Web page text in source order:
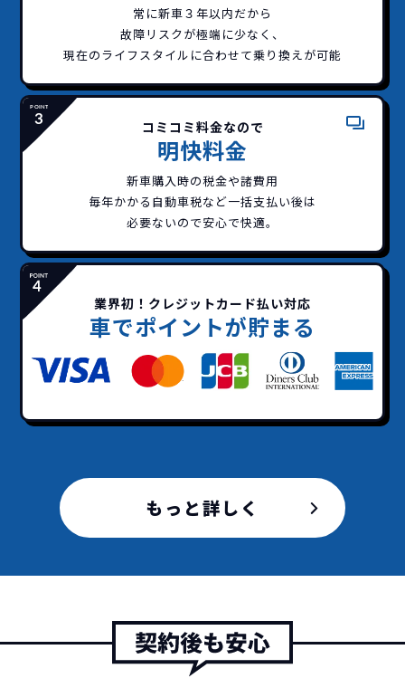
常に新車３年以内だから
故障リスクが極端に少なく、
現在のライフスタイルに合わせて乗り換えが可能
コミコミ料金なので
明快料金
新車購入時の税金や諸費用
毎年かかる自動車税など一括支払い後は
必要ないので安心で快適。
業界初！クレジットカード払い対応
車でポイントが貯まる
どこよりも安くご契約いただけます！
イッカーズは高残価設定を実現！
頭金不要で超低価格！憧れのクルマが手軽に乗れ
ます！
安さの秘密
高残価設定を実現！
ジョイカルジャパンが今まで培ってきた
日本全国・世界中の流通ネットワークと
ノウハウを集約することでこの「超高残
また特定の車両に絞ることによりこの価
短期間だから安心！
イッカーズなら短期リースでも安いんです！
常
に新車なので故障の心配がありませんし、急なラ
イフスタイルの変化にも対応が可能です。
故障リスクが非常に低い
3年以内の契約なので、故障リスクが非常
ライフスタイルに合わせたお車の選択が
できます。急な引っ越し、転勤、家族が増
一括払いで安心
イッカーズなら頭金・ボーナス払い・諸経費・税
金など一切不要！一括価格をお支払いいただく
だけでご利用いただけます。
新車購入時の税金や
ります。
これらの費用がコミコミの料金です。
もっと詳しく